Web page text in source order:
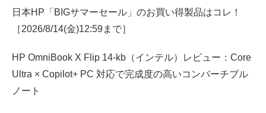
日本HP「BIGサマーセール」のお買い得製品はコレ！
［2026/8/14(金)12:59まで］
HP OmniBook X Flip 14-kb（インテル）レビュー：Core
Ultra × Copilot+ PC 対応で完成度の高いコンバーチブル
ノート